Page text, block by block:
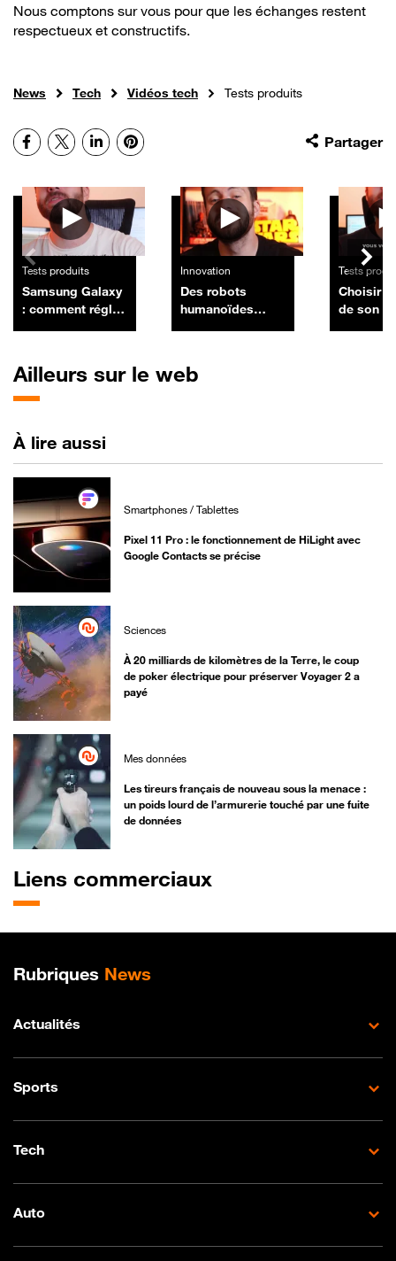
Nous comptons sur vous pour que les échanges restent
respectueux et constructifs.
News Tech Vidéos tech Tests produits
Partager
Facebook
X LinkedInPinterest
Autres vidéos
Tests produits
Samsung Galaxy
: comment régler
protection
d'écran
Innovation
Des robots
humanoïdes
chirurgicales sur
Tests
Choisir
de son :
Ailleurs sur le web
À lire aussi
Smartphones / Tablettes
Pixel 11 Pro : le fonctionnement de HiLight avec
Google Contacts se précise
Sciences
À 20 milliards de kilomètres de la Terre, le coup
de poker électrique pour préserver Voyager 2 a
payé
Mes données
Les tireurs français de nouveau sous la menace :
un poids lourd de l’armurerie touché par une fuite
de données
Liens commerciaux
Plan de site
Rubriques News
Actualités
Sports
Tech
Auto